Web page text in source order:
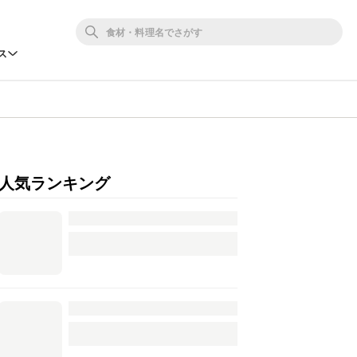
人気ランキング